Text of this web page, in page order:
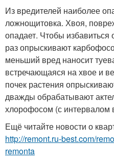
Из вредителей наиболее
ложнощитовка. Хвоя,
опадает. Чтобы избавиться
раз опрыскивают
меньший вред наносит
встречающаяся на хвое и
почек растения
дважды обрабатывают
хлорофосом (с интервалом
Ещё читайте новости о
http://remont.ru-best.com/
remonta